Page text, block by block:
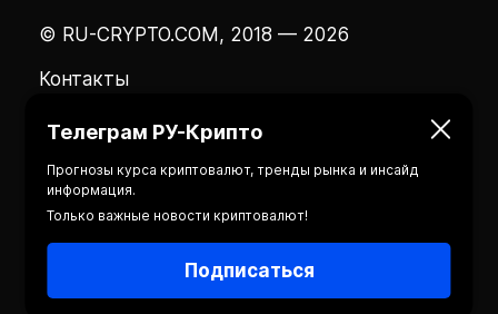
© RU-CRYPTO.COM, 2018 — 2026
Контакты
Телеграм РУ-Крипто
Прогнозы курса криптовалют, тренды рынка и инсайд
информация.
Только важные новости криптовалют!
Подписаться